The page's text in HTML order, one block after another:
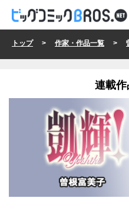
トップ> 作家・作品一覧 >
連載